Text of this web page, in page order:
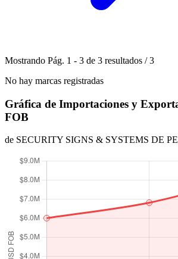
Mostrando Pág. 1 - 3 de 3 resultados /3
No hay marcas registradas
Gráfica de Importaciones y
FOB
de SECURITY SIGNS & SYSTEMS DE